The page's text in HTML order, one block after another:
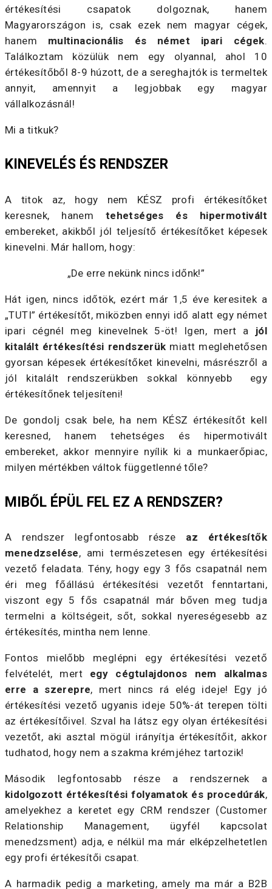
értékesítési csapatok dolgoznak, hanem
Magyarországon is, csak ezek nem magyar cégek,
hanem multinacionális és német ipari cégek.
Találkoztam közülük nem egy olyannal, ahol 10
értékesítőből 8-9 húzott, de a sereghajtók is termeltek
annyit, amennyit a legjobbak egy magyar
vállalkozásnál!
Mi a titkuk?
KINEVELÉS ÉS RENDSZER
A titok az, hogy nem KÉSZ profi értékesítőket
keresnek, hanem tehetséges és hipermotivált
embereket, akikből jól teljesítő értékesítőket képesek
kinevelni. Már hallom, hogy:
„De erre nekünk nincs időnk!”
Hát igen, nincs időtök, ezért már 1,5 éve keresitek a
„TUTI” értékesítőt, miközben ennyi idő alatt egy német
ipari cégnél meg kinevelnek 5-öt! Igen, mert a jól
kitalált értékesítési rendszerük miatt meglehetősen
gyorsan képesek értékesítőket kinevelni, másrészről a
jól kitalált rendszerükben sokkal könnyebb egy
értékesítőnek teljesíteni!
De gondolj csak bele, ha nem KÉSZ értékesítőt kell
keresned, hanem tehetséges és hipermotivált
embereket, akkor mennyire nyílik ki a munkaerőpiac,
milyen mértékben váltok függetlenné tőle?
MIBŐL ÉPÜL FEL EZ A RENDSZER?
A rendszer legfontosabb része az értékesítők
menedzselése, ami természetesen egy értékesítési
vezető feladata. Tény, hogy egy 3 fős csapatnál nem
éri meg főállású értékesítési vezetőt fenntartani,
viszont egy 5 fős csapatnál már bőven meg tudja
termelni a költségeit, sőt, sokkal nyereségesebb az
értékesítés, mintha nem lenne.
Fontos mielőbb meglépni egy értékesítési vezető
felvételét, mert egy cégtulajdonos nem alkalmas
erre a szerepre, mert nincs rá elég ideje! Egy jó
értékesítési vezető ugyanis ideje 50%-át terepen tölti
az értékesítőivel. Szval ha látsz egy olyan értékesítési
vezetőt, aki asztal mögül irányítja értékesítőit, akkor
tudhatod, hogy nem a szakma krémjéhez tartozik!
Második legfontosabb része a rendszernek a
kidolgozott értékesítési folyamatok és procedúrák,
amelyekhez a keretet egy CRM rendszer (Customer
Relationship Management, ügyfél kapcsolat
menedzsment) adja, e nélkül ma már elképzelhetetlen
egy profi értékesítői csapat.
A harmadik pedig a marketing, amely ma már a B2B